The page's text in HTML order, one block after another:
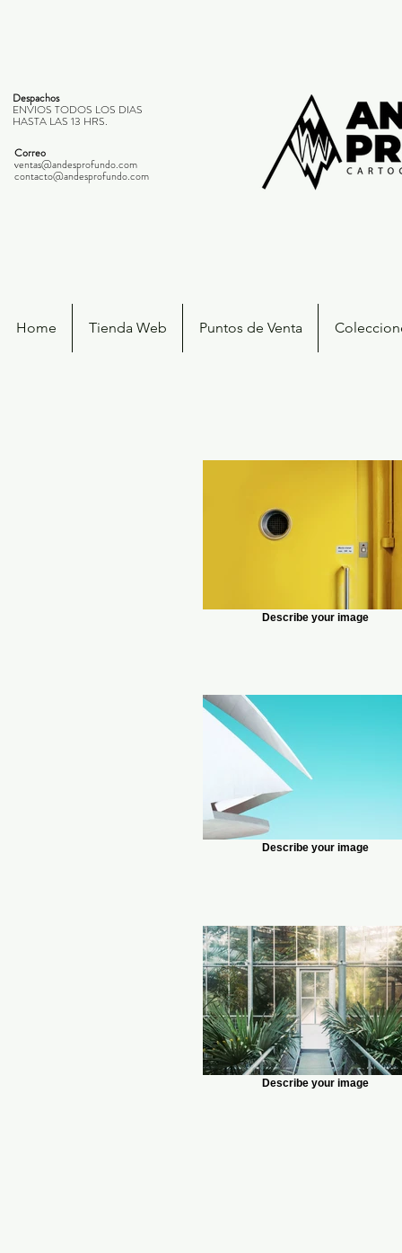
Despachos
ENVIOS TODOS LOS DIAS
HASTA LAS 13 HRS.
Correo
ventas@andesprofundo.com
contacto@andesprofundo.com
Home Tienda Web Puntos de Venta
Describe your image
Describe your image
Describe your image